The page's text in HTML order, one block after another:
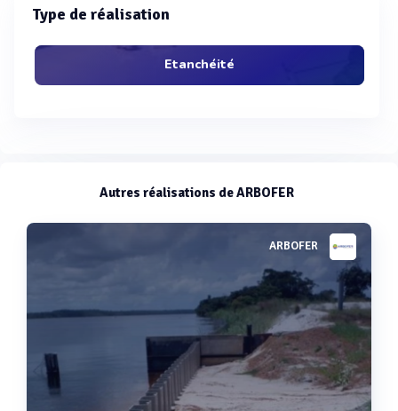
Type de réalisation
Etanchéité
Autres réalisations de ARBOFER
ARBOFER